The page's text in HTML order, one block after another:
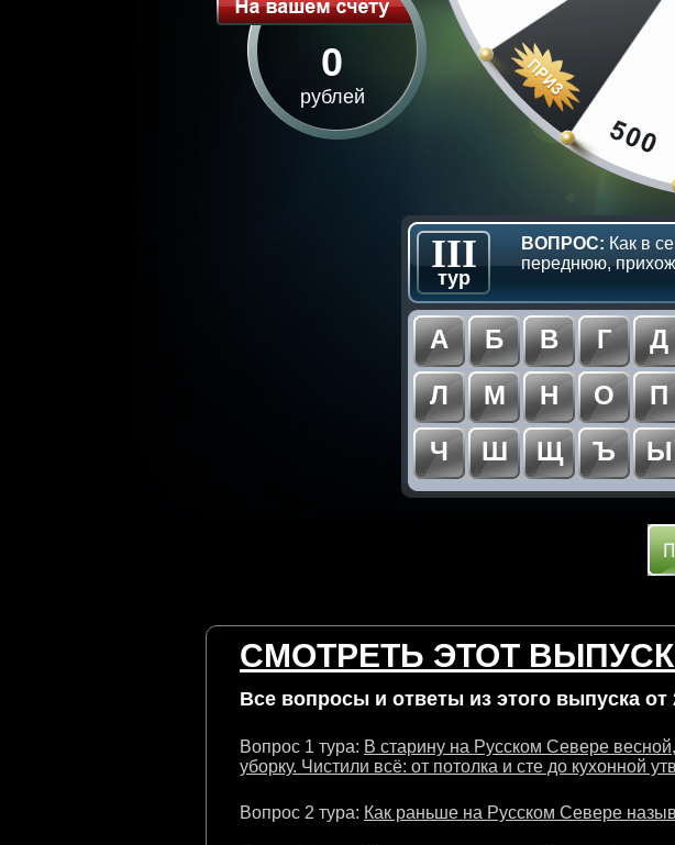
0
рублей
III
тур
ВОПРОС: Как в
переднюю,
А Б В Г Д
Л
М Н О П
Ч
Ш Щ Ъ Ы
СМОТРЕТЬ ЭТОТ ВЫПУСК
Все вопросы и ответы из этого выпуска от
Вопрос 1 тура: В старину на Русском Севере
уборку. Чистили всё: от потолка и сте до кухонной
Вопрос 2 тура: Как раньше на Русском Севере